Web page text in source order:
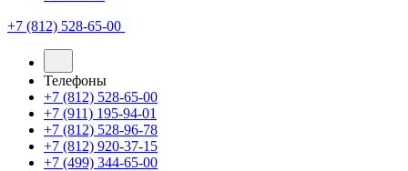
+7 (812) 528-65-00
Телефоны
+7 (812) 528-65-00
+7 (911) 195-94-01
+7 (812) 528-96-78
+7 (812) 920-37-15
+7 (499) 344-65-00